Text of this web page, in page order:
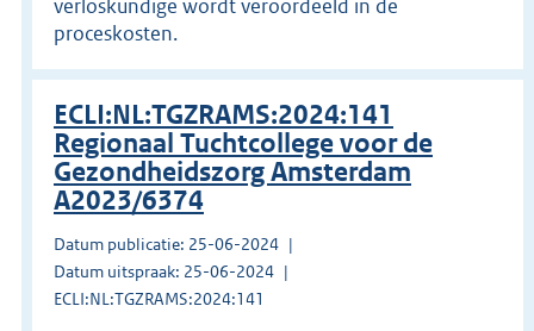
verloskundige wordt veroordeeld in de
proceskosten.
ECLI:NL:TGZRAMS:2024:141
Regionaal Tuchtcollege voor de
Gezondheidszorg Amsterdam
A2023/6374
Datum publicatie: 25-06-2024
Datum uitspraak: 25-06-2024
ECLI:NL:TGZRAMS:2024:141